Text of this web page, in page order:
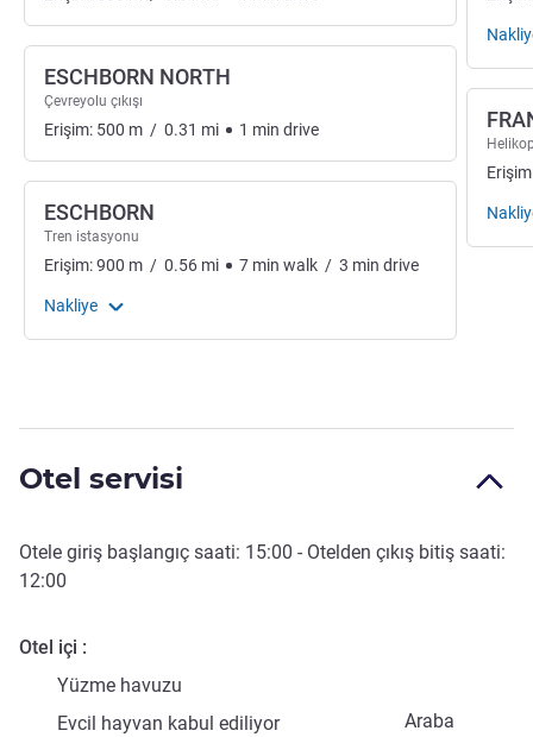
ESCHBORN NORTH
Çevreyolu çıkışı
Erişim: 500 m / 0.31 mi 1 min drive
ESCHBORN
Tren istasyonu
Erişim:900 m / 0.56 mi 7 min walk / 3 min drive
Nakliye
Otel servisi
Otele giriş başlangıç saati: 15:00 - Otelden çıkış bitiş saati:
12:00
Otel içi
Yüzme havuzu
Araba
Evcil hayvan kabul ediliyor